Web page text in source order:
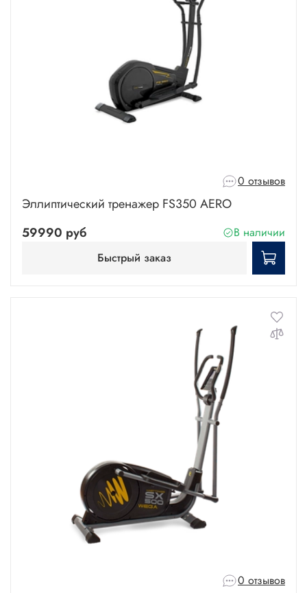
0 отзывов
Эллиптический тренажер FS350 AERO
59990 руб
В наличии
Быстрый заказ
0 отзывов